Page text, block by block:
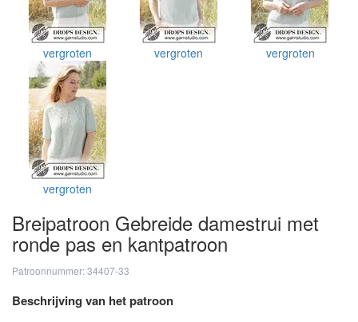
vergroten vergroten vergroten
vergroten
Breipatroon Gebreide damestrui met
ronde pas en kantpatroon
Patroonnummer: 34407-33
Beschrijving van het patroon